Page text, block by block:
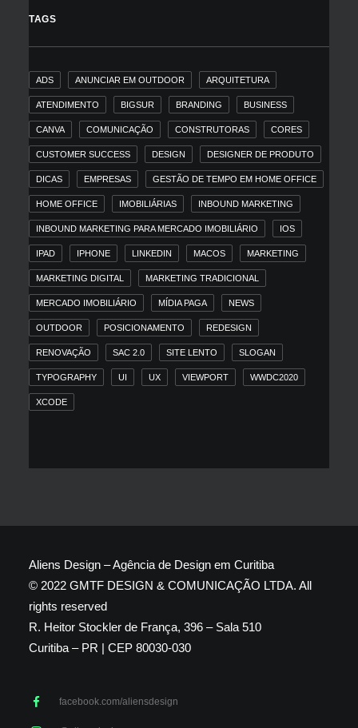
TAGS
ADS ANUNCIAR EM OUTDOOR ARQUITETURA
ATENDIMENTO BIGSUR BRANDING BUSINESS
CANVA COMUNICAÇÃO CONSTRUTORAS CORES
CUSTOMER SUCCESS DESIGN DESIGNER DE PRODUTO
DICAS EMPRESAS GESTÃO DE TEMPO EM HOME OFFICE
HOME OFFICE IMOBILIÁRIAS INBOUND MARKETING
INBOUND MARKETING PARA MERCADO IMOBILIÁRIO IOS
IPAD IPHONE LINKEDIN MACOS MARKETING
MARKETING DIGITAL MARKETING TRADICIONAL
MERCADO IMOBILIÁRIO MÍDIA PAGA NEWS
OUTDOOR POSICIONAMENTO REDESIGN
RENOVAÇÃO SAC 2.0 SITE LENTO SLOGAN
TYPOGRAPHY UI UX VIEWPORT WWDC2020
XCODE
Aliens Design – Agência de Design em Curitiba
© 2022 GMTF DESIGN & COMUNICAÇÃO LTDA. All
rights reserved
R. Heitor Stockler de França, 396 – Sala 510
Curitiba – PR | CEP 80030-030
facebook.com/aliensdesign